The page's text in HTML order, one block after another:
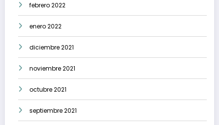
febrero 2022
enero 2022
diciembre 2021
noviembre 2021
octubre 2021
septiembre 2021